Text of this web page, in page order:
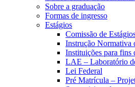
Sobre a graduação
Formas de ingresso
Estágios
Comissão de
Instrução Normativa
Instituições para fins
LAE – Laboratório
Lei Federal
Pré Matrícula –